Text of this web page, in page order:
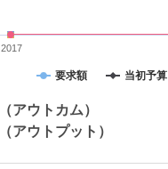
要求額 当初予算
2017
（アウトカム）
（アウトプット）